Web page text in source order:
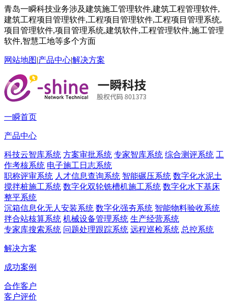
青岛一瞬科技业务涉及建筑施工管理软件,建筑工程管理软件,
建筑工程项目管理软件,工程项目管理软件,工程项目管理系统,
项目管理软件,项目管理系统,建筑软件,工程管理软件,施工管理
软件,智慧工地等多个方面
网站地图|产品中心|解决方案
一瞬首页
产品中心
科技云智库系统 方案审批系统 专家智库系统 综合测评系统 工
作考核系统 电子施工日志系统
职称评审系统 人才信息查询系统 智能碾压系统 数字化水泥土
搅拌桩施工系统 数字化双轮铣槽机施工系统 数字化水下基床
整平系统
沉箱信息化无人安装系统 数字化强夯系统 智能物料验收系统
拌合站核算系统 机械设备管理系统 生产经营系统
专家库搜索系统 问题处理跟踪系统 远程巡检系统 总控系统
解决方案
成功案例
合作客户
客户评价